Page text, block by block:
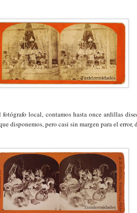
local, contamos hasta once ardillas
disponemos, pero casi sin margen para el error,